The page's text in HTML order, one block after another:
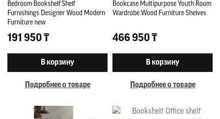
Bedroom Bookshelf Shelf
Furnishings Designer Wood Modern
Furniture new
191 950 ₸
В корзину
Подробнее о товаре
Bookcase Multipurpose Youth Room
Wardrobe Wood Furniture Shelves
466 950 ₸
В корзину
Подробнее о товаре